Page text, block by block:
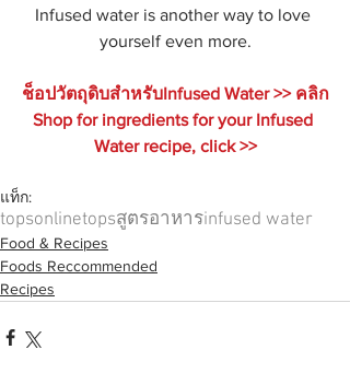
Infused water is another way to love
yourself even more.
ช็อปวัตถุดิบสำหรับInfused Water >> คลิก
Shop for ingredients for your Infused
Water recipe, click >>
แท็ก:
topsonlinetopsสูตรอาหารinfused water
Food & Recipes
Foods Reccommended
Recipes